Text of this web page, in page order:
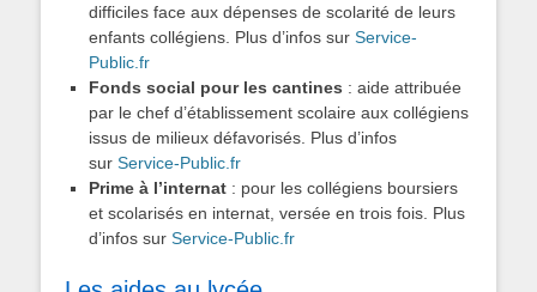
difficiles face aux dépenses de scolarité de leurs
enfants collégiens. Plus d’infos sur Service-
Public.fr
Fonds social pour les cantines : aide attribuée
par le chef d’établissement scolaire aux collégiens
issus de milieux défavorisés. Plus d’infos
sur Service-Public.fr
Prime à l’internat : pour les collégiens boursiers
et scolarisés en internat, versée en trois fois. Plus
d’infos sur Service-Public.fr